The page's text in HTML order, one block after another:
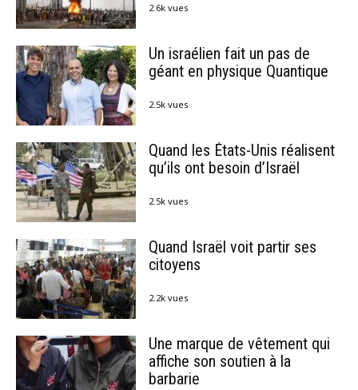
2.6k vues
Un israélien fait un pas de
géant en physique Quantique
2.5k vues
Quand les États-Unis réalisent
qu’ils ont besoin d’Israël
2.5k vues
Quand Israël voit partir ses
citoyens
2.2k vues
Une marque de vêtement qui
affiche son soutien à la
barbarie